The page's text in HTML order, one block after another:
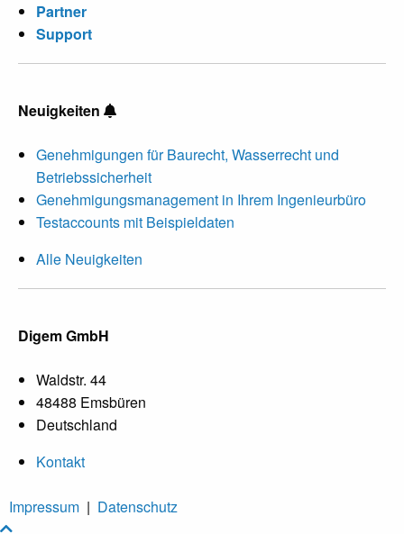
Partner
Support
Neuigkeiten
Genehmigungen für Baurecht, Wasserrecht und
Betriebssicherheit
Genehmigungsmanagement in Ihrem Ingenieurbüro
Testaccounts mit Beispieldaten
Alle Neuigkeiten
Digem GmbH
Waldstr. 44
48488 Emsbüren
Deutschland
Kontakt
Impressum | Datenschutz